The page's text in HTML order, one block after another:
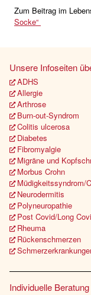
Zum Beitrag im
Socke“
Unsere Infoseiten
ADHS
Allergie
Arthrose
Burn-out-Syndrom
Colitis ulcerosa
Diabetes
Fibromyalgie
Migräne und
Morbus Crohn
Müdigkeitssyndrom/
Neurodermitis
Polyneuropathie
Post Covid/Long
Rheuma
Rückenschmerzen
Individuelle Beratung